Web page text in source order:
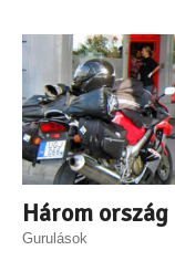
Három ország
Gurulások